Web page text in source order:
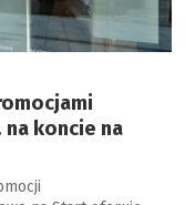
koncie na